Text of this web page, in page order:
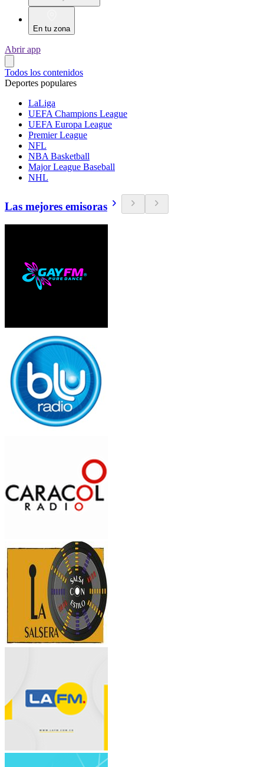
En tu zona
Abrir app
Todos los contenidos
Deportes populares
LaLiga
UEFA Champions League
UEFA Europa League
Premier League
NFL
NBA Basketball
Major League Baseball
NHL
Las mejores emisoras